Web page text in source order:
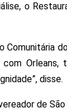
o
Comunitária
disse.
de